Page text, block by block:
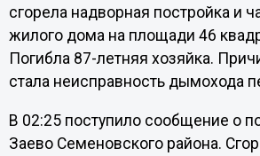
сгорела надворная постройка и
жилого дома на площади 46
Погибла 87-летняя хозяйка.
стала неисправность дымохода
В 02:25 поступило сообщение о
Заево Семеновского района.